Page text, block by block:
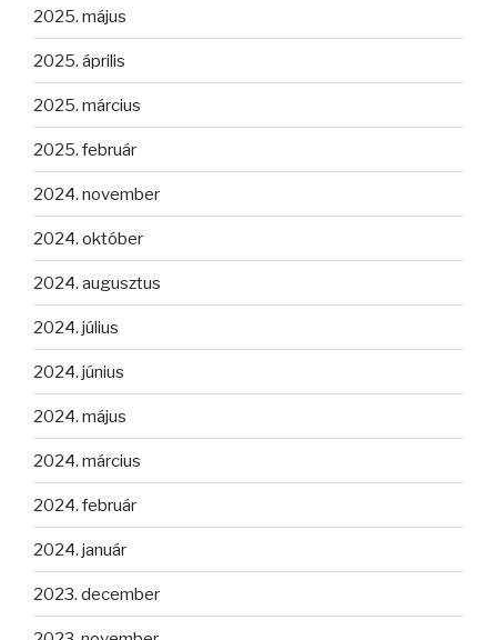
2025. május
2025. április
2025. március
2025. február
2024. november
2024. október
2024. augusztus
2024. július
2024. június
2024. május
2024. március
2024. február
2024. január
2023. december